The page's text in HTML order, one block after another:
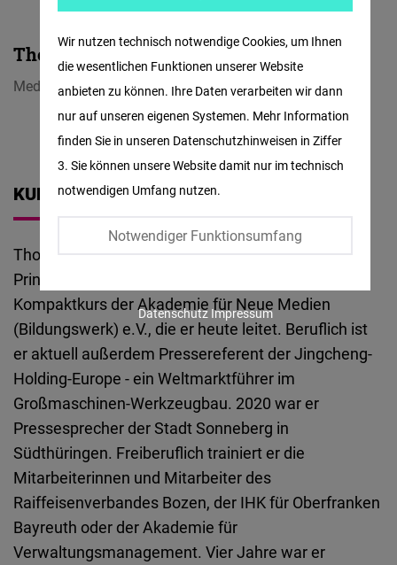
Thomas Nagel
Medienprofi
KURZBIOGRAFIE
Thomas Nagel ist ausgebildeter Rundfunk- und
Printredakteur. Er besuchte 1988 den 1.
Kompaktkurs der Akademie für Neue Medien
(Bildungswerk) e.V., die er heute leitet. Beruflich ist
er aktuell außerdem Pressereferent der Jingcheng-
Holding-Europe - ein Weltmarktführer im
Großmaschinen-Werkzeugbau. 2020 war er
Pressesprecher der Stadt Sonneberg in
Südthüringen. Freiberuflich trainiert er die
Mitarbeiterinnen und Mitarbeiter des
Raiffeisenverbandes Bozen, der IHK für Oberfranken
Bayreuth oder der Akademie für
Verwaltungsmanagement. Vier Jahre war er
Wir nutzen technisch notwendige Cookies, um Ihnen
die wesentlichen Funktionen unserer Website
anbieten zu können. Ihre Daten verarbeiten wir dann
nur auf unseren eigenen Systemen. Mehr Information
finden Sie in unseren Datenschutzhinweisen in Ziffer
3. Sie können unsere Website damit nur im technisch
notwendigen Umfang nutzen.
Notwendiger Funktionsumfang
Facebook
Embed
Twitter
Embed
Youtube
Embed
Google
Maps
Embed
Cloudinary
Flickr
Embed
Datenschutz Impressum